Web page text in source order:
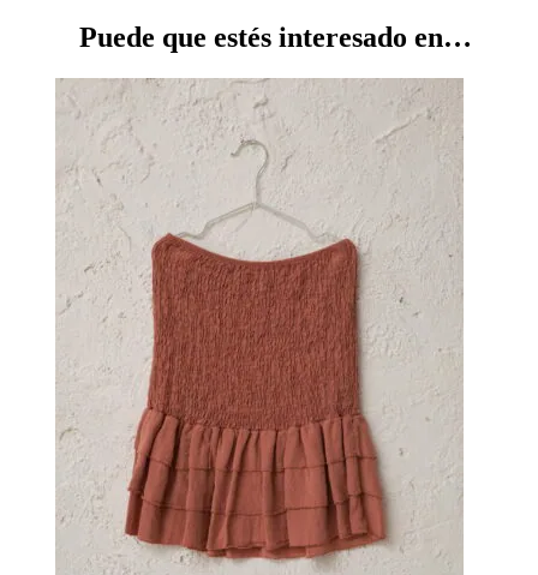
Puede que estés interesado en…